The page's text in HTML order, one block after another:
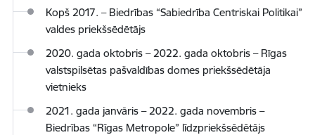
Kopš 2017. – Biedrības “Sabiedrība Centriskai Politikai”
valdes priekšsēdētājs
2020. gada oktobris – 2022. gada oktobris – Rīgas
valstspilsētas pašvaldības domes priekšsēdētāja
vietnieks
2021. gada janvāris – 2022. gada novembris –
Biedrības “Rīgas Metropole” līdzpriekšsēdētājs